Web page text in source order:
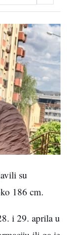
su
186 cm.
i 29. aprila u